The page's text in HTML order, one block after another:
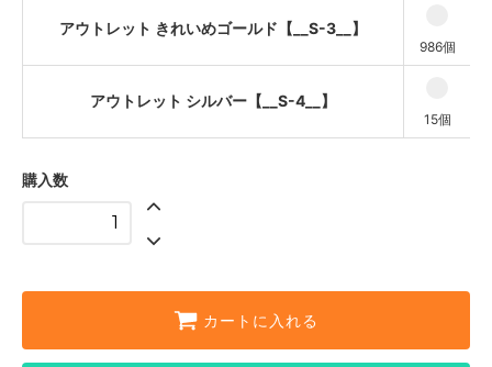
アウトレット きれいめゴールド【__S-3__】
986個
アウトレット シルバー【__S-4__】
15個
購入数
カートに入れる